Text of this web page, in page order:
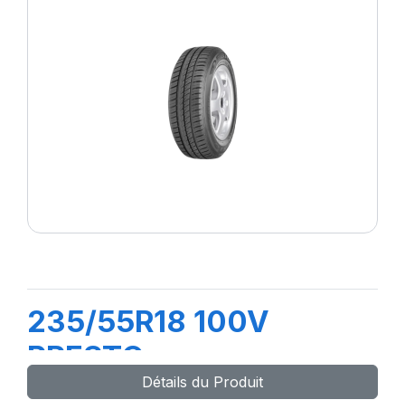
235/55R18 100V
PRESTO
Détails du Produit